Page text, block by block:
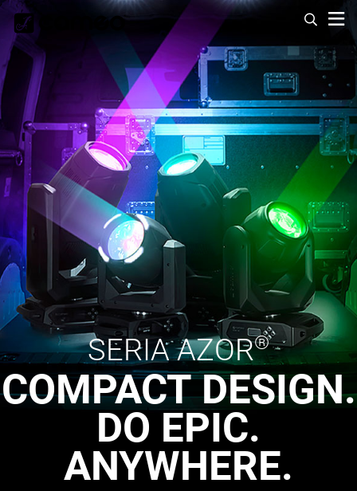
SERIAAZOR®
COMPACT DESIGN.
DO EPIC.
ANYWHERE.